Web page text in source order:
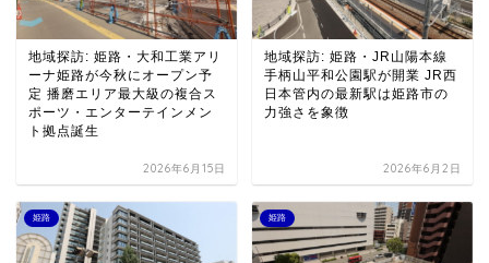
地域探訪: 姫路・大和工業アリ
ーナ姫路が今秋にオープン予
定 播磨エリア最大級の複合ス
ポーツ・エンターテインメン
ト拠点誕生
2026年6月15日
地域探訪: 姫路・JR山陽本線
手柄山平和公園駅が開業 JR西
日本管内の最新駅は姫路市の
力強さを象徴
2026年6月2日
姫路 姫路